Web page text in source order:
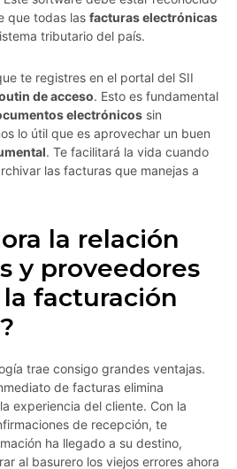
que todas las facturas electrónicas
tributario del país.
te registres en el portal del SII
de acceso. Esto es fundamental
electrónicos sin
lo útil que es aprovechar un buen
. Te facilitará la vida cuando
las facturas que manejas a
la relación
y proveedores
facturación
trae consigo grandes ventajas.
de facturas elimina
experiencia del cliente. Con la
de recepción, te
ha llegado a su destino,
al basurero los viejos errores ahora